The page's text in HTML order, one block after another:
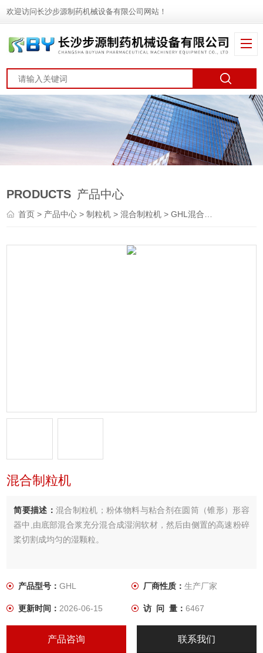
欢迎访问长沙步源制药机械设备有限公司网站！
PRODUCTS 产品中心
首页> 产品中心 >制粒机 >混合制粒机 > GHL混合制粒机
混合制粒机
简要描述： 混合制粒机；粉体物料与粘合剂在圆筒（锥形）形容
器中,由底部混合浆充分混合成湿润软材，然后由侧置的高速粉碎
桨切割成均匀的湿颗粒。
产品型号：GHL 厂商性质： 生产厂家
更新时间：2026-06-15 访 问 量： 6467
产品咨询 联系我们